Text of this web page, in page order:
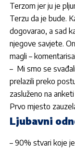
Terzom jer ju je
Terzu da je bude.
dogovarao, a sad
njegove savjete.
magli –
– Mi smo se
prelazili preko
zasluženo na
Prvo mjesto
Ljubavni
– 90% stvari koje